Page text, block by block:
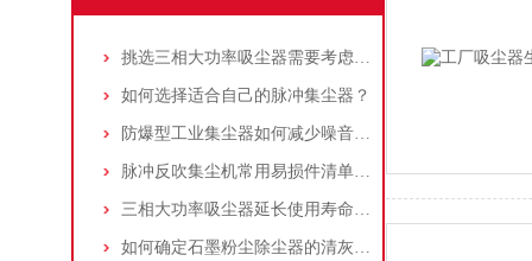
挑选三相大功率吸尘器需要考虑哪些问题？
如何选择适合自己的脉冲集尘器？
防爆型工业集尘器如何减少噪音?三个方法轻松解决
脉冲反吹集尘机常用易损件清单与更换周期建议
三相大功率吸尘器延长使用寿命的建议
如何确定石墨粉尘除尘器的清灰速度？